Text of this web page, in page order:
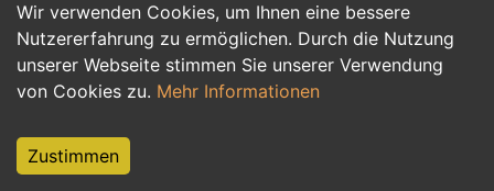
Wir verwenden Cookies, um Ihnen eine bessere
Nutzererfahrung zu ermöglichen. Durch die Nutzung
unserer Webseite stimmen Sie unserer Verwendung
von Cookies zu. Mehr Informationen
Zustimmen
Personalwesen Assistenz, Sekretariat
Hilfskräfte, Aushilfs- und Nebenjobs
Weiterbildung, Studium, duale Ausbildung